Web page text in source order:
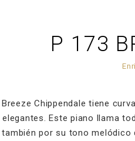
P 173
Breeze Chippendale tiene
elegantes. Este piano llama
también por su tono